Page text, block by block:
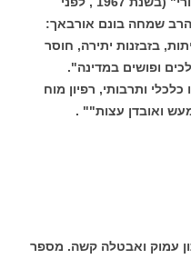
הרב שמחה בונם אורבאך:
בזבזנות יתירה, חוסר
ופושים במדינה".
ותרבותי, רפיון מוח
ואובדן עצות"" .
עמוק ואבטלה קשה. מספר